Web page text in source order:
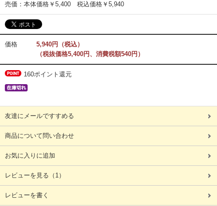
売価：本体価格￥5,400 税込価格￥5,940
価格
5,940円（税込）
（税抜価格5,400円、消費税額540円）
160ポイント還元
友達にメールですすめる
商品について問い合わせ
お気に入りに追加
レビューを見る （1）
レビューを書く